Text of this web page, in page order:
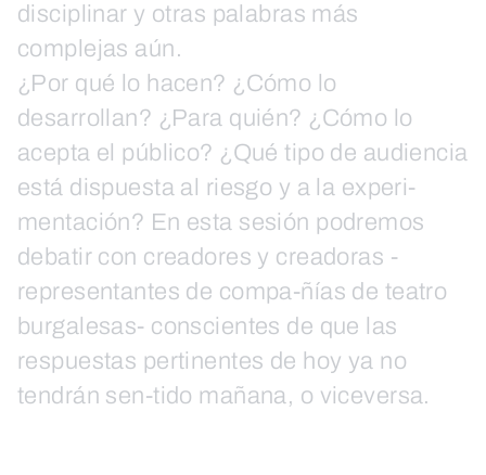
disciplinar y otras palabras más
complejas aún.
¿Por qué lo hacen? ¿Cómo lo
desarrollan? ¿Para quién? ¿Cómo lo
acepta el público? ¿Qué tipo de audiencia
está dispuesta al riesgo y a la experi-
mentación? En esta sesión podremos
debatir con creadores y creadoras -
representantes de compa-ñías de teatro
burgalesas- conscientes de que las
respuestas pertinentes de hoy ya no
tendrán sen-tido mañana, o viceversa.